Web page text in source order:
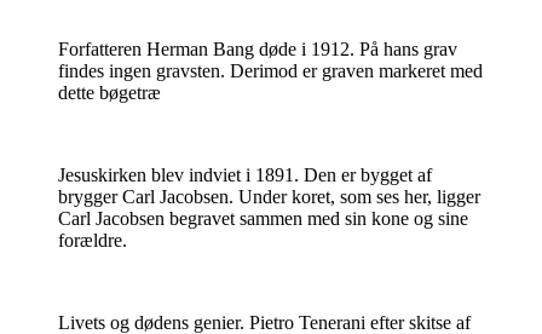
Forfatteren Herman Bang døde i 1912. På hans grav
findes ingen gravsten. Derimod er graven markeret med
dette bøgetræ
Jesuskirken blev indviet i 1891. Den er bygget af
brygger Carl Jacobsen. Under koret, som ses her, ligger
Carl Jacobsen begravet sammen med sin kone og sine
forældre.
Livets og dødens genier. Pietro Tenerani efter skitse af